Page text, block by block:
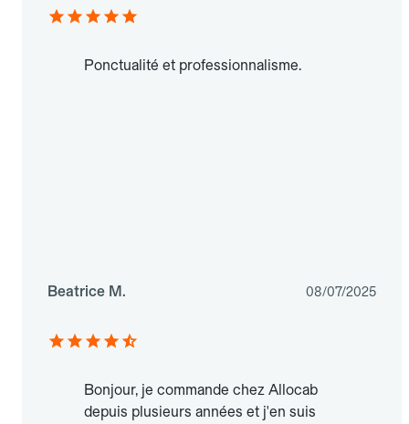
Ponctualité et professionnalisme.
Beatrice M. 08/07/2025
Bonjour, je commande chez Allocab
depuis plusieurs années et j'en suis